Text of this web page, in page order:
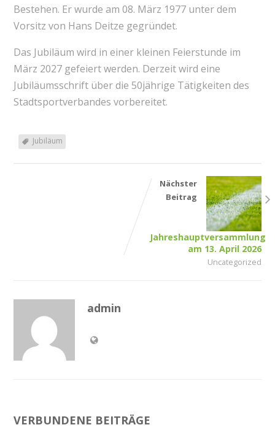
Bestehen. Er wurde am 08. März 1977 unter dem
Vorsitz von Hans Deitze gegründet.
Das Jubiläum wird in einer kleinen Feierstunde im
März 2027 gefeiert werden. Derzeit wird eine
Jubiläumsschrift über die 50jährige Tätigkeiten des
Stadtsportverbandes vorbereitet.
Jubiläum
Nächster
Beitrag
Jahreshauptversammlung
am 13. April 2026
Uncategorized
admin
VERBUNDENE BEITRÄGE